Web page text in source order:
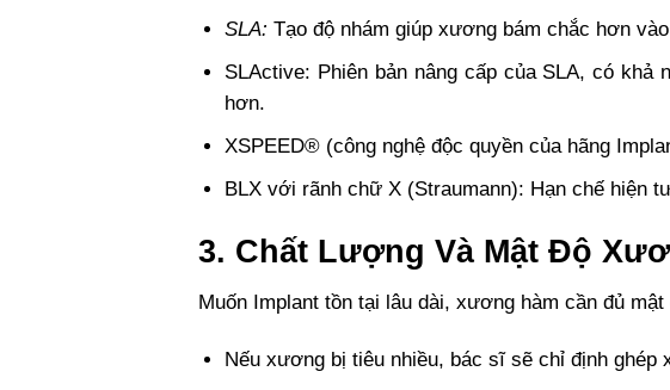
SLA: Tạo độ nhám giúp xương bám chắc hơn
SLActive: Phiên bản nâng cấp của SLA, có
hơn.
XSPEED® (công nghệ độc quyền của hãng
BLX với rãnh chữ X (Straumann): Hạn chế hiện
3. Chất Lượng Và Mật Độ
Muốn Implant tồn tại lâu dài, xương hàm cần đủ
Nếu xương bị tiêu nhiều, bác sĩ sẽ chỉ định